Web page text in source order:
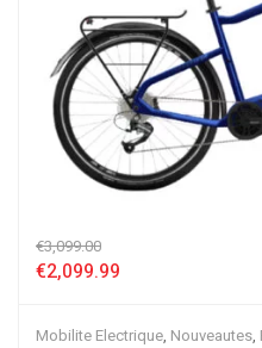
€3,099.00
€2,099.99
Mobilite Electrique, Nouveautes,